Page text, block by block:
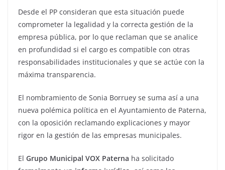
Desde el PP consideran que esta situación puede
comprometer la legalidad y la correcta gestión de la
empresa pública, por lo que reclaman que se analice
en profundidad si el cargo es compatible con otras
responsabilidades institucionales y que se actúe con la
máxima transparencia.
El nombramiento de Sonia Borruey se suma así a una
nueva polémica política en el Ayuntamiento de Paterna,
con la oposición reclamando explicaciones y mayor
rigor en la gestión de las empresas municipales.
El Grupo Municipal VOX Paterna ha solicitado